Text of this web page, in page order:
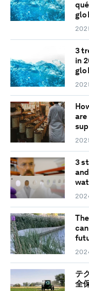
3
in
3
テ
全